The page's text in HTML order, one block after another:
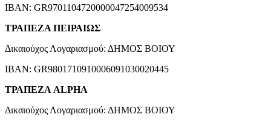
ΙΒΑΝ: GR9701104720000047254009534
ΤΡΑΠΕΖΑ ΠΕΙΡΑΙΩΣ
Δικαιούχος Λογαριασμού: ΔΗΜΟΣ ΒΟΙΟΥ
IBAN: GR9801710910006091030020445
ΤΡΑΠΕΖΑ ALPHA
Δικαιούχος Λογαριασμού: ΔΗΜΟΣ ΒΟΙΟΥ